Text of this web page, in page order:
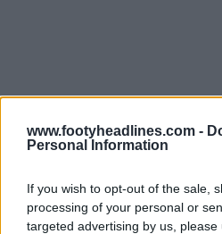
www.footyheadlines.com -
Personal Information
If you wish to opt-out of the sale,
processing of your personal or
targeted advertising by us,